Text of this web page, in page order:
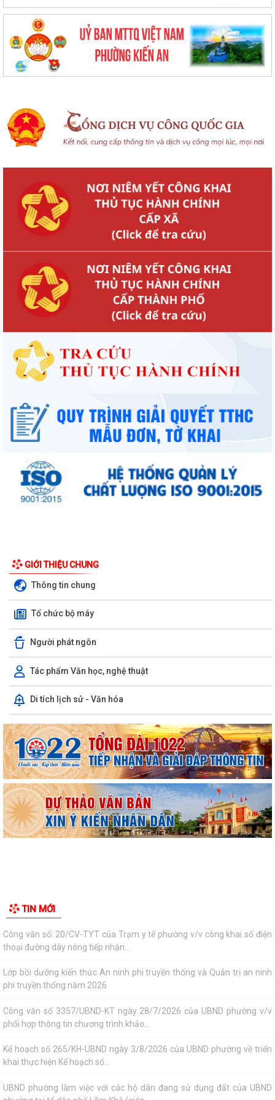
GIỚI THIỆU CHUNG
Thông tin chung
Tổ chức bộ máy
Người phát ngôn
Tác phẩm Văn học, nghệ thuật
Di tích lịch sử - Văn hóa
TIN MỚI
UBND phường triển khai công tác khám sức khoẻ định kỳ, khám sàng
lọc miễn phí cho người dân trên...
Ban đại diện Hội đồng quản trị Ngân hàng Chính sách xã hội phường
Kiến An tổ chức phiên họp giao...
TỪ NGÀY 08/8/2026: NHIỀU THỦ TỤC HÀNH CHÍNH TRỰC TUYẾN TẠI
Chi bộ trường Tiểu học Quang Trung kết nạp Đảng viên mới
Tổ Đại biểu số 05 HĐND thành phố tiếp xúc cử tri sau Kỳ họp thường lệ
giữa năm 2026 HĐND thành phố...
Hội nghị tập huấn công tác Đoàn và phong trào thanh thiếu nhi năm
2026
Công văn số: 20/CV-TYT của Trạm y tế phường v/v công khai số điện
thoại đường dây nóng tiếp nhận...
Lớp bồi dưỡng kiến thức An ninh phi truyền thống và Quản trị an ninh
phi truyền thống năm 2026
khai thực hiện Kế hoạch số...
UBND phường làm việc với các hộ dân đang sử dụng đất của UBND
phường tại tổ dân phố Lãm Khê (giáp...
PHƯỜNG KIẾN AN THAM DỰ HỘI NGHỊ TRỰC TUYẾN THÀNH PHỐ VỀ
TIẾN ĐỘ ĐO ĐẠC, LẬP BẢN ĐỒ ĐỊA CHÍNH, LẬP...
Khai mạc huấn luyện Dân quân tự vệ tại chỗ năm 2026
Thông báo số 1298/TB-UBND ngày 31/7/2026 về việc công bố kế